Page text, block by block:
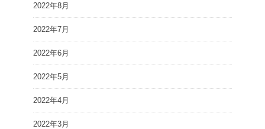
2022年8月
2022年7月
2022年6月
2022年5月
2022年4月
2022年3月